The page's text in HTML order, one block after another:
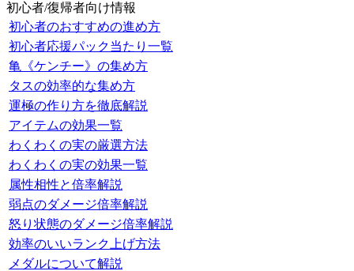
初心者/復帰者向け情報
初心者のおすすめの進め方
初心者応援パック当たり一覧
亀《ケンチー》の集め方
タスの効率的な集め方
運極の作り方を徹底解説
アイテムの効果一覧
わくわくの実の厳選方法
わくわくの実の効果一覧
属性相性と倍率解説
弱点のダメージ倍率解説
怒り状態のダメージ倍率解説
効率のいいランク上げ方法
メダルについて解説